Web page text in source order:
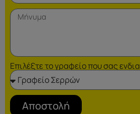
Επιλέξτε το γραφείο που σας
Αποστολή